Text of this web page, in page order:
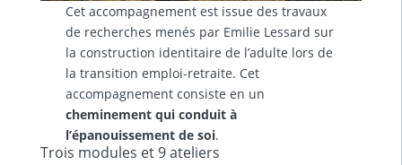
Cet accompagnement est issue des travaux
de recherches menés par Emilie Lessard sur
la construction identitaire de l’adulte lors de
la transition emploi-retraite. Cet
accompagnement consiste en un
cheminement qui conduit à
l’épanouissement de soi.
Trois modules et 9 ateliers